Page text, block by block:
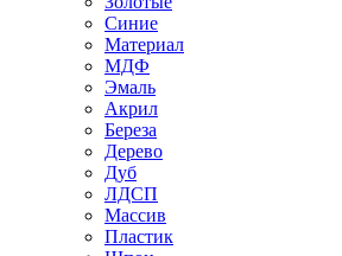
Синие
Материал
МДФ
Эмаль
Акрил
Береза
Дерево
Дуб
ЛДСП
Массив
Пластик